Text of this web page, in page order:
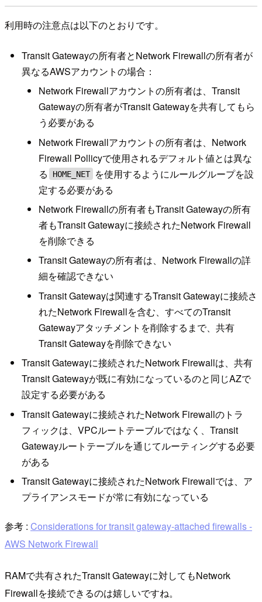
利用時の注意点は以下のとおりです。
Transit Gatewayの所有者とNetwork Firewallの所有者が
異なるAWSアカウントの場合：
Network Firewallアカウントの所有者は、Transit
Gatewayの所有者がTransit Gatewayを共有してもら
う必要がある
Network Firewallアカウントの所有者は、Network
Firewall Pollicyで使用されるデフォルト値とは異な
る
HOME_NET
を使用するようにルールグループを設
定する必要がある
Network Firewallの所有者もTransit Gatewayの所有
者もTransit Gatewayに接続されたNetwork Firewall
を削除できる
Transit Gatewayの所有者は、Network Firewallの詳
細を確認できない
Transit Gatewayは関連するTransit Gatewayに接続さ
れたNetwork Firewallを含む、すべてのTransit
Gatewayアタッチメントを削除するまで、共有
Transit Gatewayを削除できない
Transit Gatewayに接続されたNetwork Firewallは、共有
Transit Gatewayが既に有効になっているのと同じAZで
設定する必要がある
Transit Gatewayに接続されたNetwork Firewallのトラ
フィックは、VPCルートテーブルではなく、Transit
Gatewayルートテーブルを通じてルーティングする必要
がある
Transit Gatewayに接続されたNetwork Firewallでは、ア
プライアンスモードが常に有効になっている
参考 : Considerations for transit gateway-attached firewalls -
AWS Network Firewall
RAMで共有されたTransit Gatewayに対してもNetwork
Firewallを接続できるのは嬉しいですね。